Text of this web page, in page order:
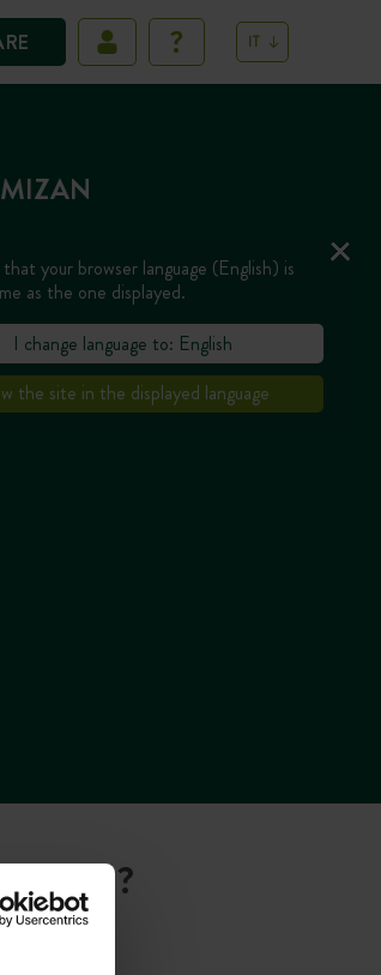
IT
?
your browser language (English) is
as the one displayed.
I change language to: English
the site in the displayed language